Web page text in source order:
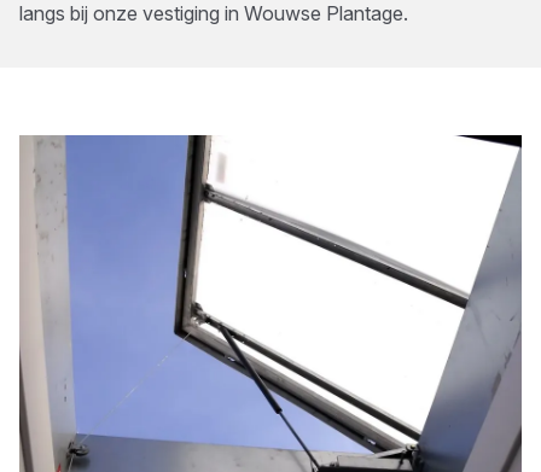
langs bij onze vestiging in Wouwse Plantage.